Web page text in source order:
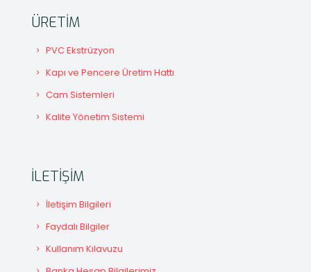
ÜRETİM
PVC Ekstrüzyon
Kapı ve Pencere Üretim Hattı
Cam Sistemleri
Kalite Yönetim Sistemi
İLETİŞİM
İletişim Bilgileri
Faydalı Bilgiler
Kullanım Kılavuzu